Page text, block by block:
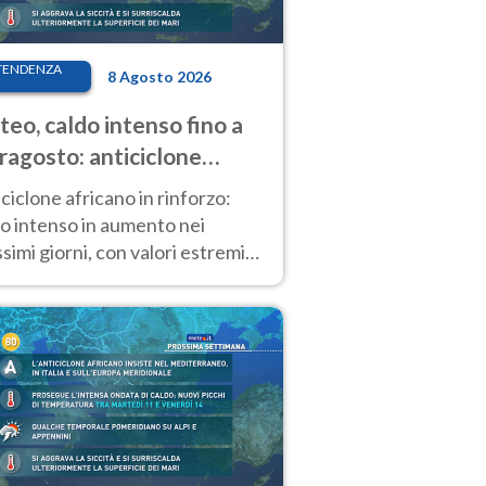
8 Agosto 2026
caldo intenso fino a
anticiclone
ancora
africano in rinforzo:
intenso in aumento nei
giorni, con valori estremi